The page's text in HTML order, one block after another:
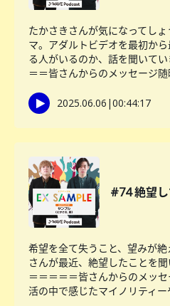
たかさきさんが気になってし
マ。アダルトビデオを最初か
る人がいるのか、話を聞いて
＝＝皆さんからのメッセージ
2025.06.06 |00:44:17
#74 絶望し
希望を全て失うこと、望みが
さんが最近、絶望したことを
＝＝＝＝＝皆さんからのメッ
活の中で感じたマイノリティー